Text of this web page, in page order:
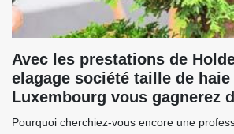
Avec les prestations de
elagage société taille de haie
Luxembourg vous gagnerez
Pourquoi cherchiez-vous encore une